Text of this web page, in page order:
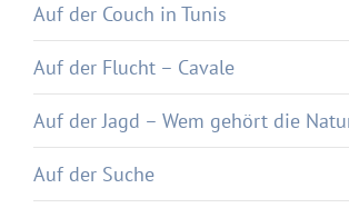
Auf der Couch in Tunis
Auf der Flucht – Cavale
Auf der Jagd – Wem gehört die
Auf der Suche